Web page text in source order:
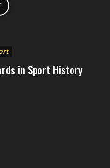
in Sport History